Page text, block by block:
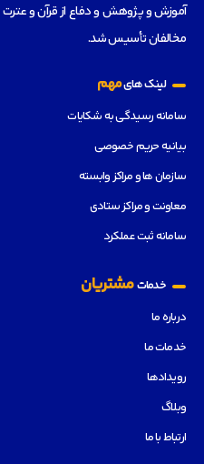
آموزش و پژوهش و دفاع از قرآن و
مخالفان تأسیس شد.
لینک هایمهم
سامانه رسیدگی به شکایات
بیانیه حریم خصوصی
سازمان ها و مراکز وابسته
معاونت و مراکز ستادی
سامانه ثبت عملکرد
خدماتمشتریان
درباره ما
خدمات ما
رویدادها
وبلاگ
ارتباط با ما